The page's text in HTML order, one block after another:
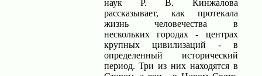
наук Р. В. Кинжалова
рассказывает, как протекала
жизнь человечества в
нескольких городах - центрах
крупных цивилизаций - в
определенный исторический
период. Три из них находятся в